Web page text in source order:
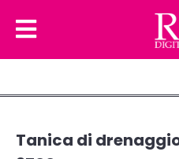
Tanica di